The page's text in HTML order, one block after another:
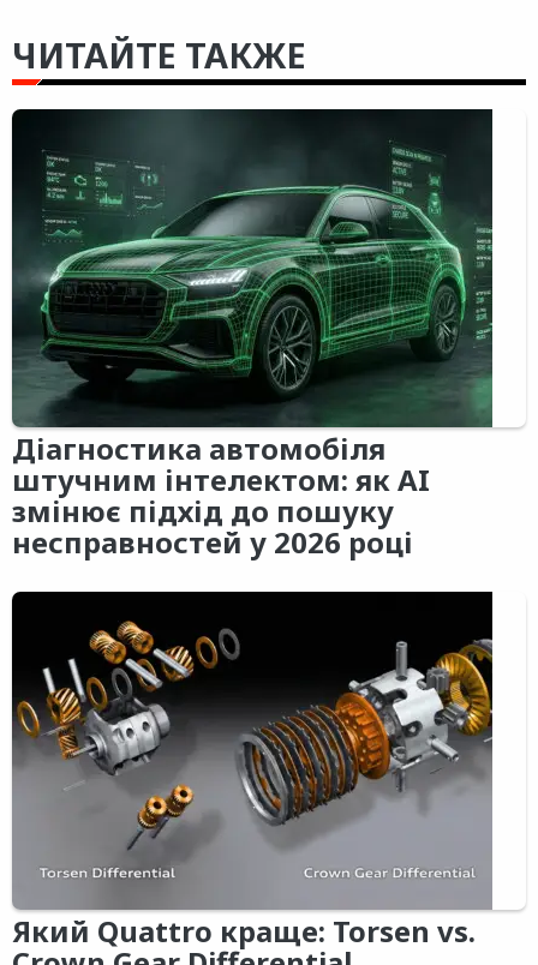
ЧИТАЙТЕ ТАКЖЕ
Діагностика автомобіля
штучним інтелектом: як AI
змінює підхід до пошуку
несправностей у 2026 році
Який Quattro краще: Torsen vs.